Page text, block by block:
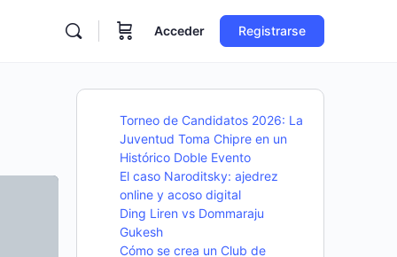
Acceder Registrarse
Torneo de Candidatos 2026: La
Juventud Toma Chipre en un
Histórico Doble Evento
El caso Naroditsky: ajedrez
online y acoso digital
Ding Liren vs Dommaraju
Gukesh
Cómo se crea un Club de